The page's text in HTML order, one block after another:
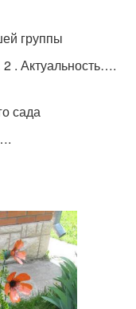
группы
. Актуальность….
сада